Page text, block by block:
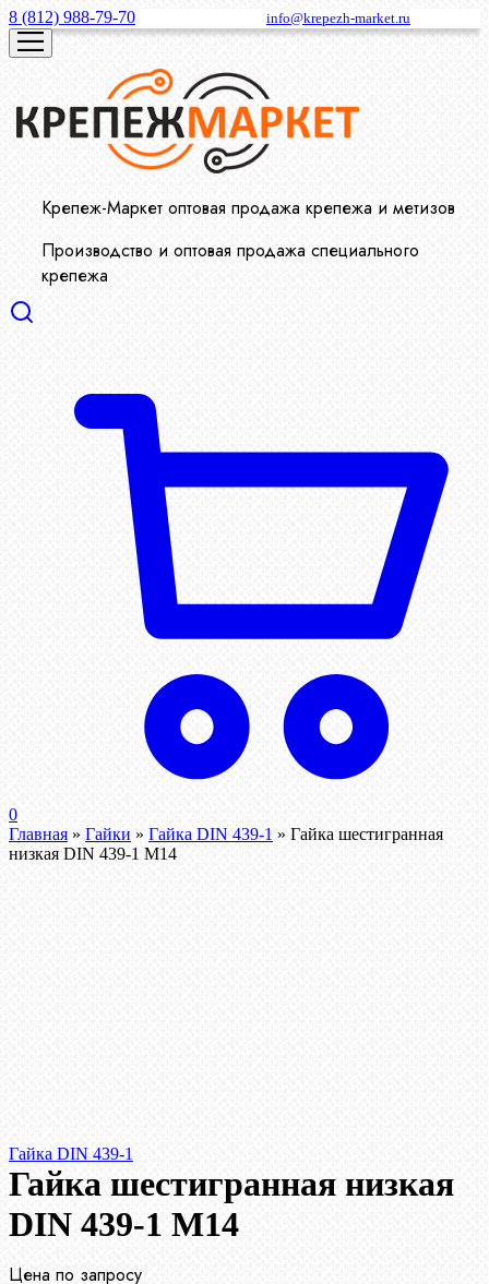
8 (812) 988-79-70 info@krepezh-market.ru
Крепеж-Маркет оптовая продажа крепежа и метизов
Производство и оптовая продажа специального
крепежа
0
Главная » Гайки » Гайка DIN 439-1 » Гайка шестигранная
низкая DIN 439-1 М14
Гайка DIN 439-1
Гайка шестигранная низкая
DIN 439-1 М14
Цена по запросу